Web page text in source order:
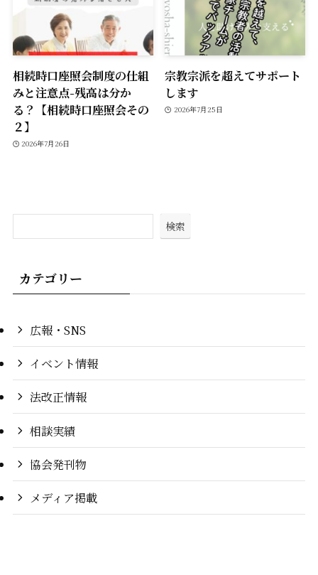
相続時口座照会制度の仕組
みと注意点-残高は分か
る？【相続時口座照会その
２】
2026年7月26日
宗教宗派を超えてサポート
します
2026年7月25日
検索
カテゴリー
広報・SNS
イベント情報
法改正情報
相談実績
協会発刊物
メディア掲載